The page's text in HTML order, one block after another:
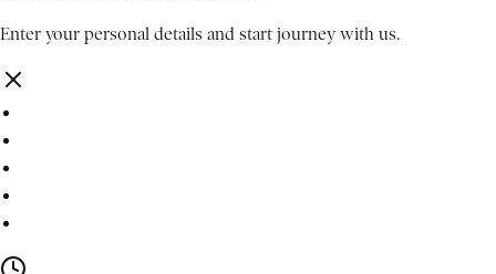
Enter your personal details and start journey with us.